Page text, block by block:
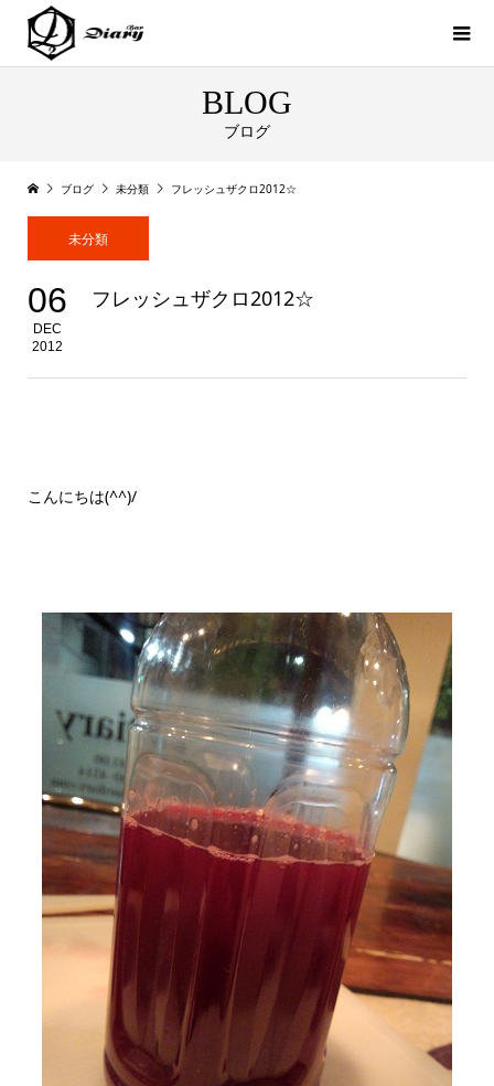
BLOG
ブログ
ブログ 未分類 フレッシュザクロ2012☆
未分類
06
DEC
2012
フレッシュザクロ2012☆
こんにちは(^^)/